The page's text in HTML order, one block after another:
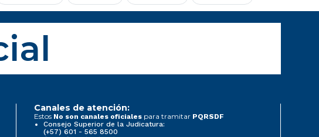
Canales de atención:
Estos No son canales oficiales para tramitar PQRSDF
Consejo Superior de la Judicatura:
(+57) 601 - 565 8500